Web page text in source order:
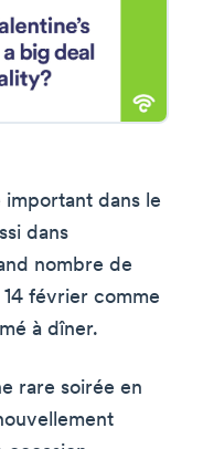
important dans le
dans
nombre de
février comme
à dîner.
rare soirée en